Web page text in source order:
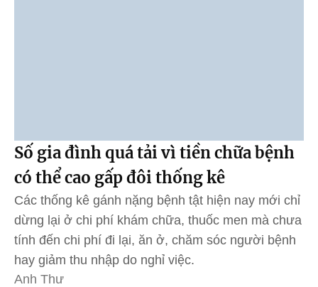
Số gia đình quá tải vì tiền chữa bệnh
có thể cao gấp đôi thống kê
Các thống kê gánh nặng bệnh tật hiện nay mới chỉ
dừng lại ở chi phí khám chữa, thuốc men mà chưa
tính đến chi phí đi lại, ăn ở, chăm sóc người bệnh
hay giảm thu nhập do nghỉ việc.
Anh Thư